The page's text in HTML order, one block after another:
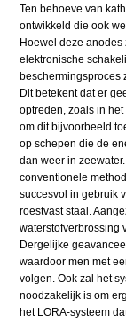
Ten behoeve van
ontwikkeld die ook
Hoewel deze
elektronische
beschermingsproces
Dit betekent dat er
optreden, zoals in
om dit bijvoorbeeld
op schepen die de
dan weer in
conventionele
succesvol in gebruik
roestvast staal.
waterstofverbrossing
Dergelijke
waardoor men met
volgen. Ook zal het
noodzakelijk is om
het LORA-systeem